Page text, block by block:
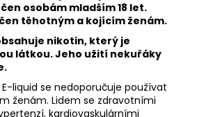
osobám mladším 18 let.
těhotným a kojícím ženám.
nikotin, který je
látkou. Jeho užití nekuřáky
E-liquid se nedoporučuje používat
ženám. Lidem se zdravotními
kardiovaskulárními